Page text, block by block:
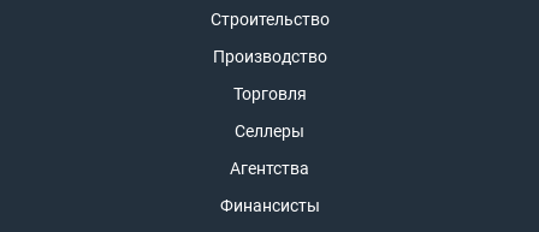
Строительство
Производство
Торговля
Селлеры
Агентства
Финансисты